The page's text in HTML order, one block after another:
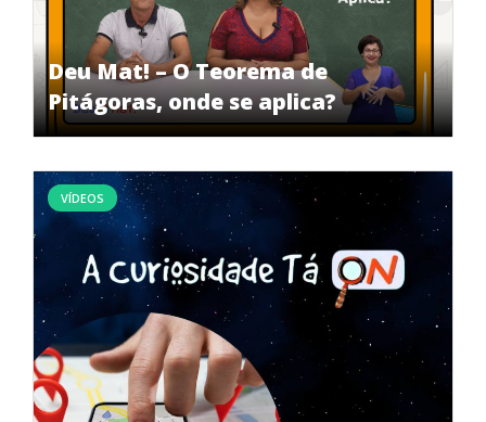
Deu Mat! – O Teorema de
Pitágoras, onde se aplica?
VÍDEOS